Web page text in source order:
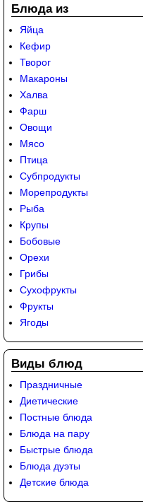
Блюда из
Яйца
Кефир
Творог
Макароны
Халва
Фарш
Овощи
Мясо
Птица
Субпродукты
Морепродукты
Рыба
Крупы
Бобовые
Орехи
Грибы
Сухофрукты
Фрукты
Ягоды
Виды блюд
Праздничные
Диетические
Постные блюда
Блюда на пару
Быстрые блюда
Блюда дуэты
Детские блюда